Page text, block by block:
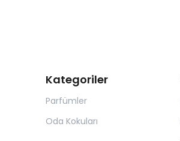
Kategoriler
Parfümler
Oda Kokuları